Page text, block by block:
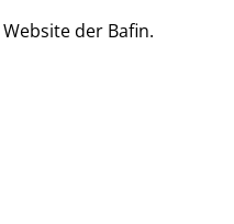
Website der Bafin.